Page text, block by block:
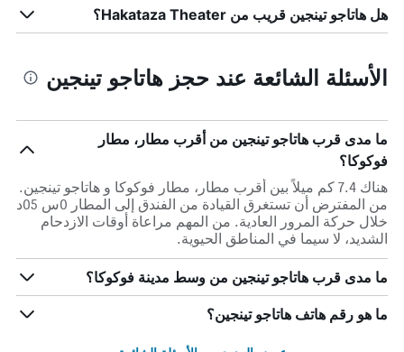
هل هاتاجو تينجين قريب من Hakataza Theater؟
الأسئلة الشائعة عند حجز هاتاجو تينجين
ما مدى قرب هاتاجو تينجين من أقرب مطار، مطار
فوكوكا؟
هناك 7.4 كم ميلاً بين أقرب مطار، مطار فوكوكا و هاتاجو تينجين.
من المفترض أن تستغرق القيادة من الفندق إلى المطار 0س 05د
خلال حركة المرور العادية. من المهم مراعاة أوقات الازدحام
الشديد، لا سيما في المناطق الحيوية.
ما مدى قرب هاتاجو تينجين من وسط مدينة فوكوكا؟
ما هو رقم هاتف هاتاجو تينجين؟